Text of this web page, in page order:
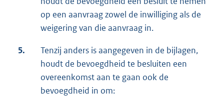
op een aanvraag zowel de inwilliging als de
weigering van die aanvraag in.
5.
Tenzij anders is aangegeven in de bijlagen,
houdt de bevoegdheid te besluiten een
overeenkomst aan te gaan ook de
bevoegdheid in om: